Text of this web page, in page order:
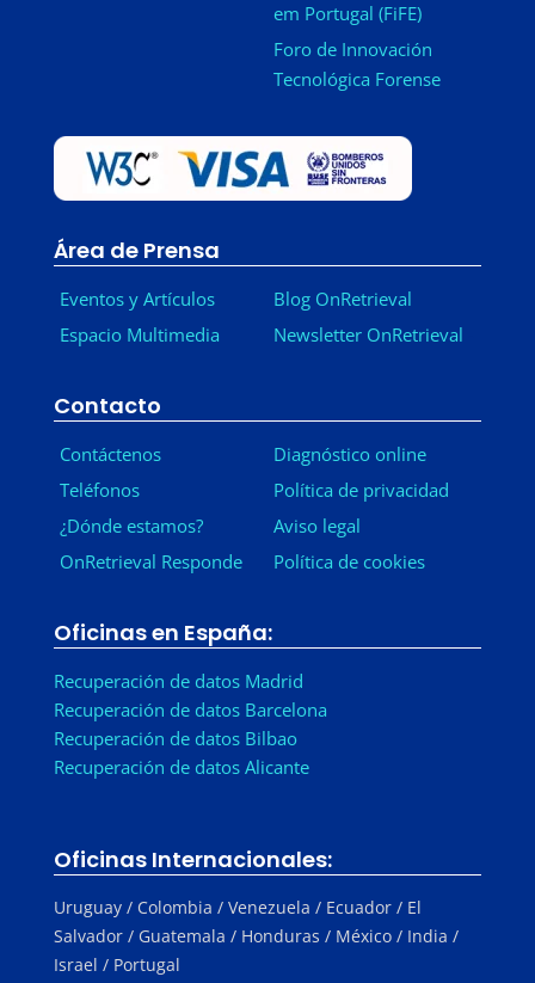
em Portugal (FiFE)
Foro de Innovación
Tecnológica Forense
Área de Prensa
Eventos y Artículos
Espacio Multimedia
Blog OnRetrieval
Newsletter OnRetrieval
Contacto
Contáctenos
Teléfonos
¿Dónde estamos?
OnRetrieval Responde
Diagnóstico online
Política de privacidad
Aviso legal
Política de cookies
Oficinas en España:
Recuperación de datos Madrid
Recuperación de datos Barcelona
Recuperación de datos Bilbao
Recuperación de datos Alicante
Oficinas Internacionales:
Uruguay / Colombia / Venezuela / Ecuador / El
Salvador / Guatemala / Honduras / México / India /
Israel / Portugal